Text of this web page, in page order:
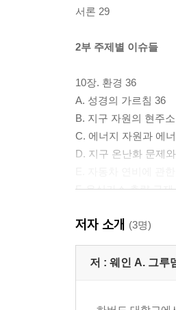
서론 29
2부 주제별 이슈들
10장. 환경 36
A. 성경의 가르침 36
B. 지구 자원의 현주
C. 에너지 자원과 에
D. 지구 온난화 문제
F. 온실가스 총량 규
11장. 국방 187
A. 성경의 가르침 188
B. 전쟁이‘정의로운
저자 소개 (3명)
저 : 웨인 A. 그루